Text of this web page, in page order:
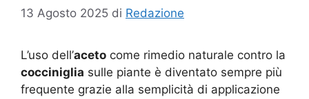
13 Agosto 2025 di Redazione
L’uso dell’aceto come rimedio naturale contro la
cocciniglia sulle piante è diventato sempre più
frequente grazie alla semplicità di applicazione